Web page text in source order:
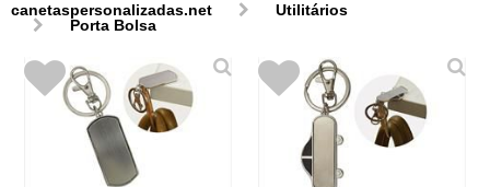
canetaspersonalizadas.net
Utilitários
Porta Bolsa